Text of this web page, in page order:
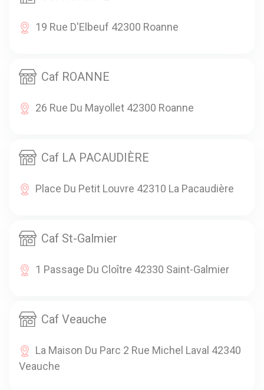
19 Rue D'Elbeuf 42300 Roanne
Caf ROANNE
26 Rue Du Mayollet 42300 Roanne
Caf LA PACAUDIÈRE
Place Du Petit Louvre 42310 La Pacaudière
Caf St-Galmier
1 Passage Du Cloître 42330 Saint-Galmier
Caf Veauche
La Maison Du Parc 2 Rue Michel Laval 42340
Veauche